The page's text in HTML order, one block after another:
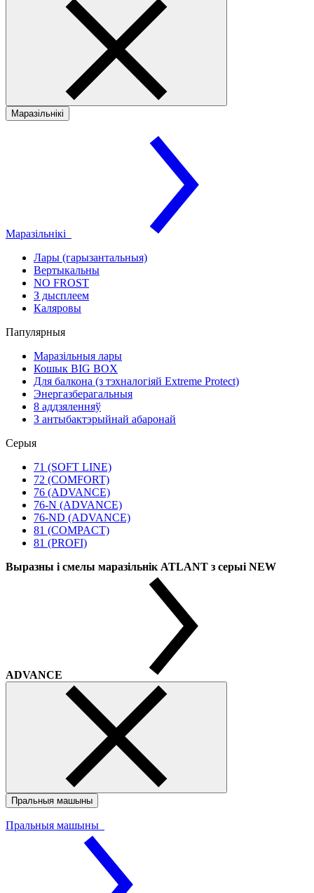
Маразільнікі
Маразільнікі
Лары (гарызантальныя)
Вертыкальны
NO FROST
З дысплеем
Каляровы
Папулярныя
Маразільныя лары
Кошык BIG BOX
Для балкона (з тэхналогіяй Extreme Protect)
Энергазберагальныя
8 аддзяленняў
З антыбактэрыйнай абаронай
Серыя
71 (SOFT LINE)
72 (COMFORT)
76 (ADVANCE)
76-N (ADVANCE)
76-ND (ADVANCE)
81 (COMPACT)
81 (PROFI)
Выразны і смелы маразільнік ATLANT з серыі NEW
ADVANCE
Пральныя машыны
Пральныя машыны